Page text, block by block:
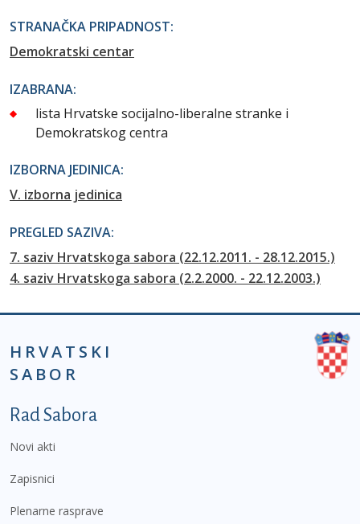
STRANAČKA PRIPADNOST:
Demokratski centar
IZABRANA:
lista Hrvatske socijalno-liberalne stranke i
Demokratskog centra
IZBORNA JEDINICA:
V. izborna jedinica
PREGLED SAZIVA:
7. saziv Hrvatskoga sabora (22.12.2011. - 28.12.2015.)
4. saziv Hrvatskoga sabora (2.2.2000. - 22.12.2003.)
HRVATSKI
SABOR
Podnožje prvi izbornik
Rad Sabora
Novi akti
Zapisnici
Plenarne rasprave